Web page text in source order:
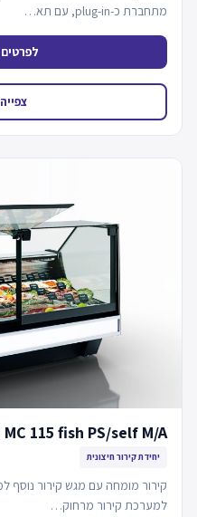
מתחברת כ-plug-in, עם תא…
115 fish PS/self M/A
יחידת קירור חיצונית
קירור מומחה עם מגש קירור נוסף
למערכת קירור מרחוק…